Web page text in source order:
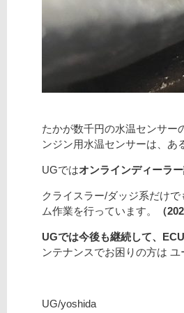
たかが数千円の水温センサ
ンジン用水温センサーは、あ
UGではオンラインディーラ
クライスラー/ダッジ系だけ
ム作業を行っています。
（
UGでは今後も継続して、
ンテナンスでお困りの方は
UG/yoshida